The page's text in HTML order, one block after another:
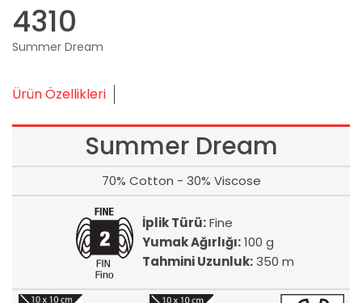
4310
Summer Dream
Ürün Özellikleri
Summer Dream
70% Cotton - 30% Viscose
İplik Türü:Fine
Yumak Ağırlığı:100 g
Tahmini Uzunluk:350 m